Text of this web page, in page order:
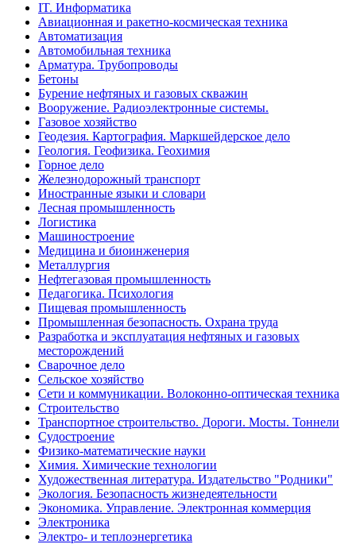
IT. Информатика
Авиационная и ракетно-космическая техника
Автоматизация
Автомобильная техника
Арматура. Трубопроводы
Бетоны
Бурение нефтяных и газовых скважин
Вооружение. Радиоэлектронные системы.
Газовое хозяйство
Геодезия. Картография. Маркшейдерское дело
Геология. Геофизика. Геохимия
Горное дело
Железнодорожный транспорт
Иностранные языки и словари
Лесная промышленность
Логистика
Машиностроение
Медицина и биоинженерия
Металлургия
Нефтегазовая промышленность
Педагогика. Психология
Пищевая промышленность
Промышленная безопасность. Охрана труда
Разработка и эксплуатация нефтяных и газовых
месторождений
Сварочное дело
Сельское хозяйство
Сети и коммуникации. Волоконно-оптическая техника
Строительство
Транспортное строительство. Дороги. Мосты. Тоннели
Судостроение
Физико-математические науки
Химия. Химические технологии
Художественная литература. Издательство "Родники"
Экология. Безопасность жизнедеятельности
Экономика. Управление. Электронная коммерция
Электроника
Электро- и теплоэнергетика